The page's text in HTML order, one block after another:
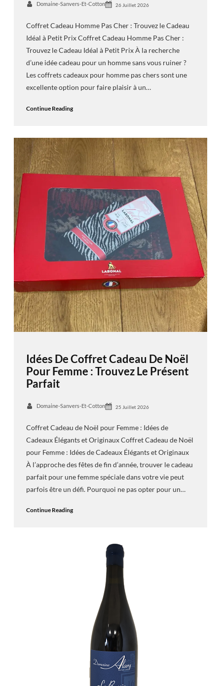
Domaine-Sanvers-Et-Cotton 26 Juillet 2026
Coffret Cadeau Homme Pas Cher : Trouvez le Cadeau
Idéal à Petit Prix Coffret Cadeau Homme Pas Cher :
Trouvez le Cadeau Idéal à Petit Prix À la recherche
d’une idée cadeau pour un homme sans vous ruiner ?
Les coffrets cadeaux pour homme pas chers sont une
excellente option pour faire plaisir à un…
Continue Reading
Idées De Coffret Cadeau De Noël
Pour Femme : Trouvez Le Présent
Parfait
Domaine-Sanvers-Et-Cotton 25 Juillet 2026
Coffret Cadeau de Noël pour Femme : Idées de
Cadeaux Élégants et Originaux Coffret Cadeau de Noël
pour Femme : Idées de Cadeaux Élégants et Originaux
À l’approche des fêtes de fin d’année, trouver le cadeau
parfait pour une femme spéciale dans votre vie peut
parfois être un défi. Pourquoi ne pas opter pour un…
Continue Reading